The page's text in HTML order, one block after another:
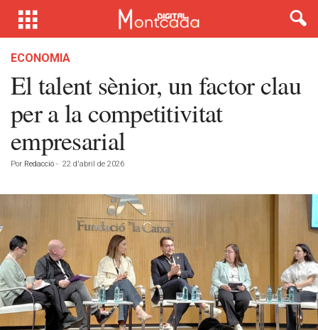
ECONOMIA
El talent sènior, un factor clau
per a la competitivitat
empresarial
Por Redacció - 22 d'abril de 2026